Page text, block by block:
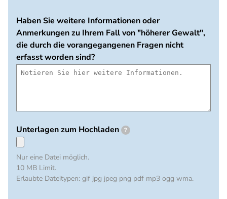
Haben Sie weitere Informationen oder
Anmerkungen zu Ihrem Fall von "höherer Gewalt",
die durch die vorangegangenen Fragen nicht
erfasst worden sind?
Unterlagen zum Hochladen ?
Nur eine Datei möglich.
10 MB Limit.
Erlaubte Dateitypen: gif jpg jpeg png pdf mp3 ogg wma.